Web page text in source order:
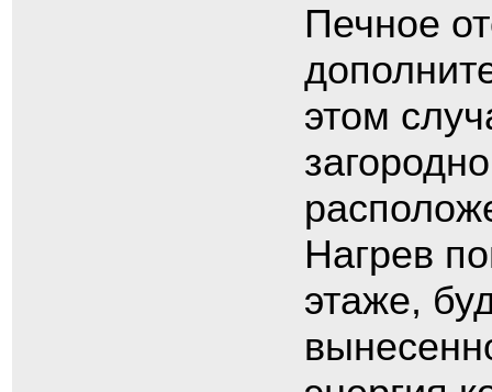
Печное
этом
Нагрев
этаже,